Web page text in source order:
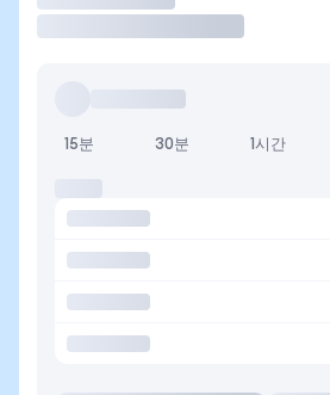
15분 30분 1시간